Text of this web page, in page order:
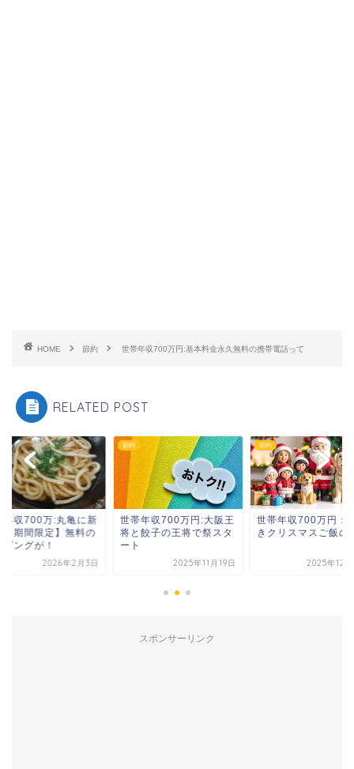
HOME 節約 世帯年収700万円:基本料金永久無料の携帯電話って
RELATED POST
年収700万:丸亀に新
【期間限定】無料の
ピングが！
2026年2月3日
節約
世帯年収700万円:大阪王
将と餃子の王将で祭スタ
ート
2025年11月19日
節約
世帯年収700万円：
きクリスマスご飯の
2025年12
スポンサーリンク